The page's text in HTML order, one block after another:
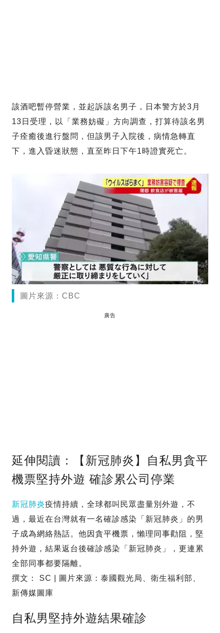
該酒吧暫停營業，並起訴該名男子，日本警方於3月
13日受理，以「業務妨礙」方向調查，打算待該名男
子痊癒後進行盤問，但該男子入院後，病情急轉直
下，進入昏迷狀態，直至昨日下午1時證實死亡。
圖片來源：CBC
廣告
延伸閱讀：【新冠肺炎】自私男貪平
機票堅持外遊 確診累公司停業
新冠肺炎疫情持續，全球都叫民眾盡量別外遊，不
過，最近在台灣就有一名確診感染「新冠肺炎」的男
子成為網絡熱話。他因貪平機票，懶理同事勸阻，堅
持外遊，結果返台後確診感染「新冠肺炎」，更連累
全部同事都要隔離。
撰文： SC | 圖片來源：泰國觀光局、衛生福利部、
新傳媒圖庫
自私男堅持外遊結果確診